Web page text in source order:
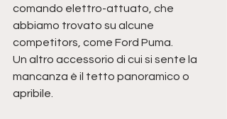
comando elettro-attuato, che
abbiamo trovato su alcune
competitors, come Ford Puma.
Un altro accessorio di cui si sente la
mancanza è il tetto panoramico o
apribile.